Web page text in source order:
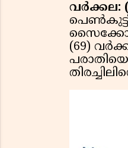
വർക്കല:
(69)